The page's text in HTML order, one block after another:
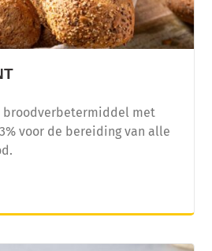
broodverbetermiddel met
voor de bereiding van alle